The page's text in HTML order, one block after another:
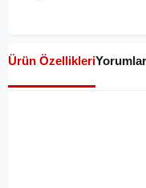
Ürün ÖzellikleriYorumlar